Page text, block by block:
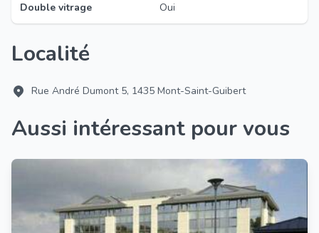
Double vitrage Oui
Localité
Rue André Dumont 5, 1435 Mont-Saint-Guibert
Aussi intéressant pour vous